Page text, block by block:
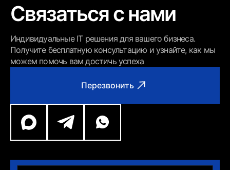
Перезвонить
Связаться с нами
Индивидуальные IT решения для вашего бизнеса.
Получите бесплатную консультацию и узнайте, как мы
можем помочь вам достичь успеха